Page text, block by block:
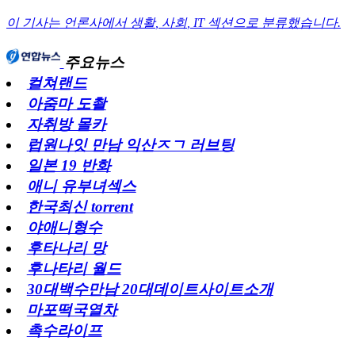
이 기사는 언론사에서 생활, 사회, IT섹션으로 분류했습니다.
주요뉴스
컬쳐랜드
아줌마 도촬
자취방 몰카
럽원나잇 만남 익산ㅈㄱ 러브팅
일본 19 반화
애니 유부녀섹스
한국최신 torrent
야애니형수
후타나리 망
후나타리 월드
30대백수만남 20대데이트사이트소개
마포떡국열차
촉수라이프